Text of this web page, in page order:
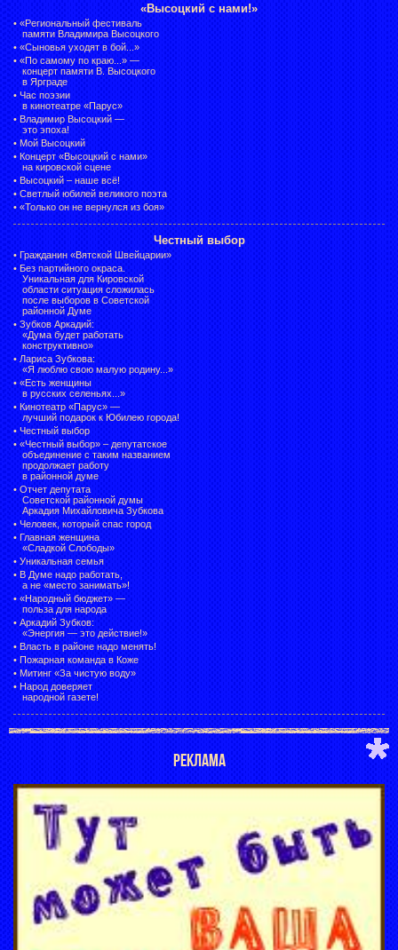
«Высоцкий с нами!»
• «Региональный фестиваль
памяти Владимира Высоцкого
• «Сыновья уходят в бой...»
• «По самому по краю...» —
концерт памяти В. Высоцкого
в Ярграде
• Час поэзии
в кинотеатре «Парус»
• Владимир Высоцкий —
это эпоха!
• Мой Высоцкий
• Концерт «Высоцкий с нами»
на кировской сцене
• Высоцкий – наше всё!
• Светлый юбилей великого поэта
• «Только он не вернулся из боя»
Честный выбор
• Гражданин «Вятской Швейцарии»
• Без партийного окраса.
Уникальная для Кировской
области ситуация сложилась
после выборов в Советской
районной Думе
• Зубков Аркадий:
«Дума будет работать
конструктивно»
• Лариса Зубкова:
«Я люблю свою малую родину...»
• «Есть женщины
в русских селеньях...»
• Кинотеатр «Парус» —
лучший подарок к Юбилею города!
• Честный выбор
• «Честный выбор» – депутатское
объединение с таким названием
продолжает работу
в районной думе
• Отчет депутата
Советской районной думы
Аркадия Михайловича Зубкова
• Человек, который спас город
• Главная женщина
«Сладкой Слободы»
• Уникальная семья
• В Думе надо работать,
а не «место занимать»!
• «Народный бюджет» —
польза для народа
• Аркадий Зубков:
«Энергия — это действие!»
• Власть в районе надо менять!
• Пожарная команда в Коже
• Митинг «За чистую воду»
• Народ доверяет
народной газете!
РЕКЛАМА